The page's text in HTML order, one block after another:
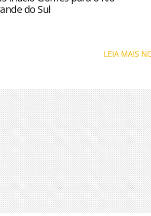
do Sul
LEIA MAIS